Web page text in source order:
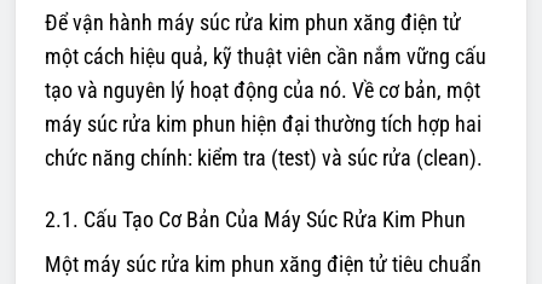
Để vận hành máy súc rửa kim phun xăng điện tử
một cách hiệu quả, kỹ thuật viên cần nắm vững cấu
tạo và nguyên lý hoạt động của nó. Về cơ bản, một
máy súc rửa kim phun hiện đại thường tích hợp hai
chức năng chính: kiểm tra (test) và súc rửa (clean).
2.1. Cấu Tạo Cơ Bản Của Máy Súc Rửa Kim Phun
Một máy súc rửa kim phun xăng điện tử tiêu chuẩn